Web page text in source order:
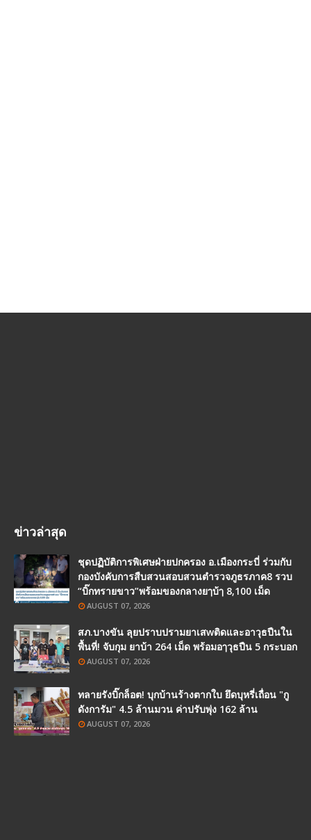
ข่าวล่าสุด
ชุดปฏิบัติการพิเศษฝ่ายปกครอง อ.เมืองกระบี่ ร่วมกับ
กองบังคับการสืบสวนสอบสวนตำรวจภูธรภาค8 รวบ
“บิ๊กทรายขาว”พร้อมของกลางยๅบ้ๅ 8,100 เม็ด
AUGUST 07, 2026
สภ.บางขัน ลุยปราบปรามยาเสwติดและอาวุธปืนใน
พื้นที่! จับกุม ยาบ้า 264 เม็ด พร้อมอๅวุธปืน 5 กระบอก
AUGUST 07, 2026
ทลายรังบิ๊กล็อต! บุกบ้านร้างตากใบ ยึดบุหรี่เถื่อน "กู
ดังการัม" 4.5 ล้านมวน ค่าปรับพุ่ง 162 ล้าน
AUGUST 07, 2026